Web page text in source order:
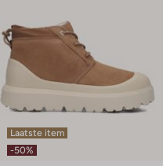
Laatste item
-50%